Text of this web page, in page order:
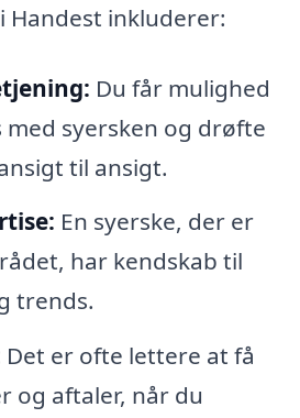
Handest inkluderer:
Du får mulighed
syersken og drøfte
til ansigt.
En syerske, der er
har kendskab til
trends.
Det er ofte lettere at få
og aftaler, når du